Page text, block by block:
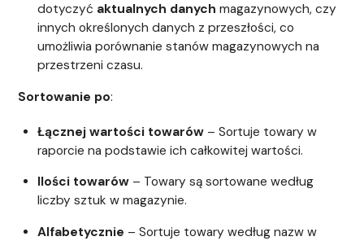
dotyczyć aktualnych danych magazynowych, czy
innych określonych danych z przeszłości, co
umożliwia porównanie stanów magazynowych na
przestrzeni czasu.
Sortowanie po:
Łącznej wartości towarów– Sortuje towary w
raporcie na podstawie ich całkowitej wartości.
Ilości towarów– Towary są sortowane według
liczby sztuk w magazynie.
Alfabetycznie – Sortuje towary według nazw w